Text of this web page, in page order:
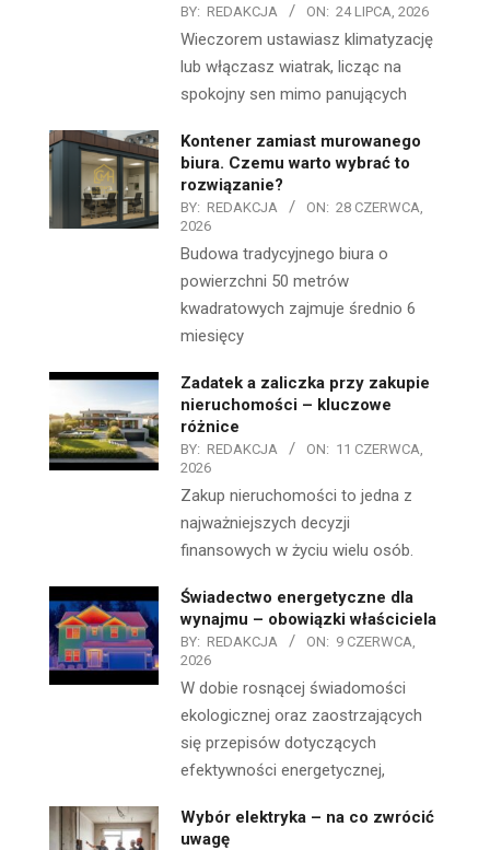
BY: REDAKCJA ON: 24 LIPCA, 2026
Wieczorem ustawiasz klimatyzację
lub włączasz wiatrak, licząc na
spokojny sen mimo panujących
Kontener zamiast murowanego
biura. Czemu warto wybrać to
rozwiązanie?
BY: REDAKCJA ON: 28 CZERWCA,
2026
Budowa tradycyjnego biura o
powierzchni 50 metrów
kwadratowych zajmuje średnio 6
miesięcy
Zadatek a zaliczka przy zakupie
nieruchomości – kluczowe
różnice
BY: REDAKCJA ON: 11 CZERWCA,
2026
Zakup nieruchomości to jedna z
najważniejszych decyzji
finansowych w życiu wielu osób.
Świadectwo energetyczne dla
wynajmu – obowiązki właściciela
BY: REDAKCJA ON: 9 CZERWCA,
2026
W dobie rosnącej świadomości
ekologicznej oraz zaostrzających
się przepisów dotyczących
efektywności energetycznej,
Wybór elektryka – na co zwrócić
uwagę